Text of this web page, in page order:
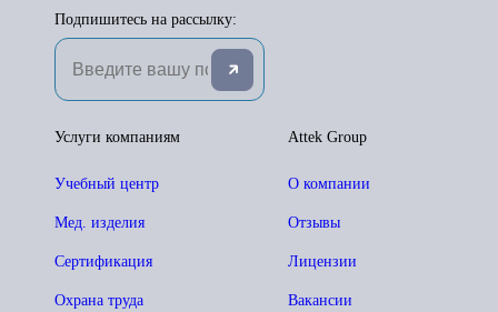
Подпишитесь на рассылку:
Attek Group
О компании
Отзывы
Лицензии
Вакансии
Услуги компаниям
Учебный центр
Мед. изделия
Сертификация
Охрана труда